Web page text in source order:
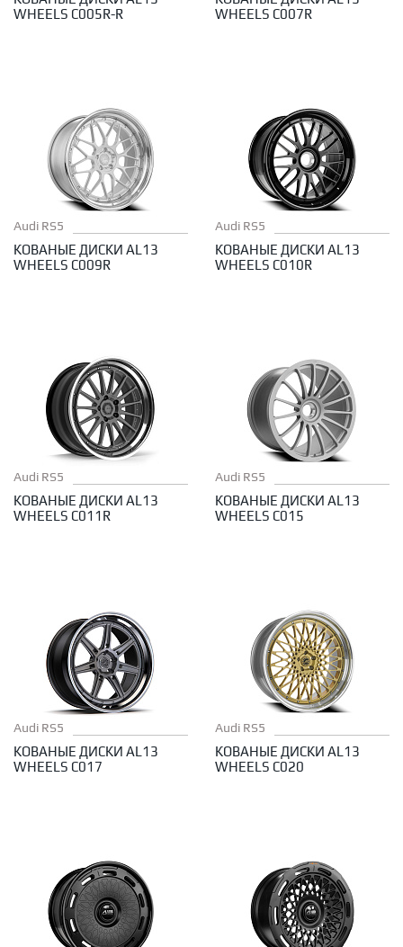
WHEELS C005R-R
WHEELS C007R
Audi RS5
КОВАНЫЕ ДИСКИ AL13
WHEELS C009R
Audi RS5
КОВАНЫЕ ДИСКИ AL13
WHEELS C010R
Audi RS5
КОВАНЫЕ ДИСКИ AL13
WHEELS C011R
Audi RS5
КОВАНЫЕ ДИСКИ AL13
WHEELS C015
Audi RS5
КОВАНЫЕ ДИСКИ AL13
WHEELS C017
Audi RS5
КОВАНЫЕ ДИСКИ AL13
WHEELS C020